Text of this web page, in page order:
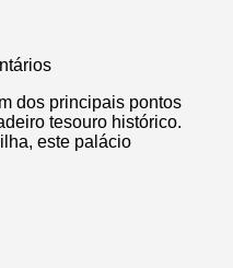
dos principais pontos
tesouro histórico.
este palácio